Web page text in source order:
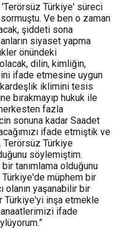
'Terörsüz Türkiye' süreci
Ve ben o zaman
şiddeti sona
siyaset yapma
önündeki
olacak, dilin, kimliğin,
ifade etmesine uygun
kardeşlik iklimini tesis
bırakmayıp hukuk ile
fazla
sonuna kadar Saadet
ifade etmiştik ve
Türkiye
söylemiştim.
tanımlama olduğunu
müphem bir
olanın yaşanabilir bir
Türkiye'yi inşa etmekle
ifade